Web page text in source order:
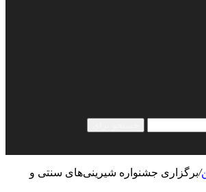
/برگزاری جشنواره شیرینی‌های سنتی و